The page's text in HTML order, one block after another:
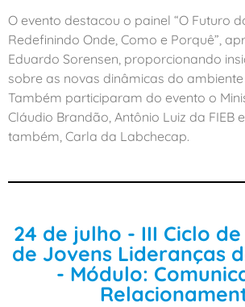
O evento destacou o painel “O Futuro
Redefinindo Onde, Como e Porquê”,
Eduardo Sorensen, proporcionando
sobre as novas dinâmicas do
Também participaram do evento o
Cláudio Brandão, Antônio Luiz da FIEB e
também, Carla da Labchecap.
24 de julho - III Ciclo
de Jovens Lideranças
- Módulo: